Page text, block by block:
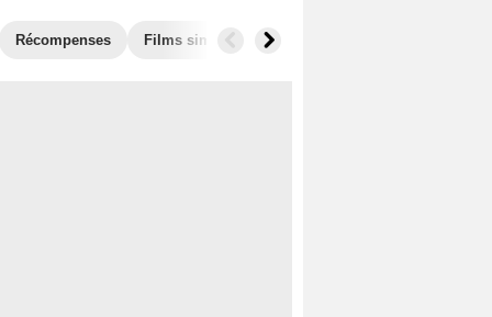
Récompenses Films similaires